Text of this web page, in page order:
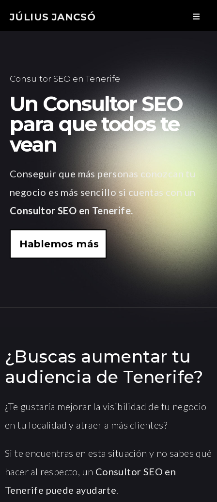
JÚLIUS JANCSÓ
Consultor SEO en Tenerife
Un Consultor SEO
para que todos te
vean
Conseguir que más personas conozcan tu
negocio es más sencillo si cuentas con un
Consultor SEO en Tenerife.
Hablemos más
¿Buscas aumentar tu
audiencia de Tenerife?
¿Te gustaría mejorar la visibilidad de tu negocio
en tu localidad y atraer a más clientes?
Si te encuentras en esta situación y no sabes qué
hacer al respecto, un Consultor SEO en
Tenerife puede ayudarte.